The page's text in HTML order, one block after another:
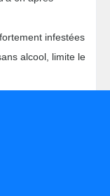
infestées
alcool, limite le